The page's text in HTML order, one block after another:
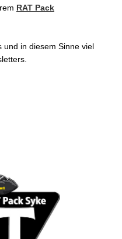
RAT Pack
und in diesem Sinne viel